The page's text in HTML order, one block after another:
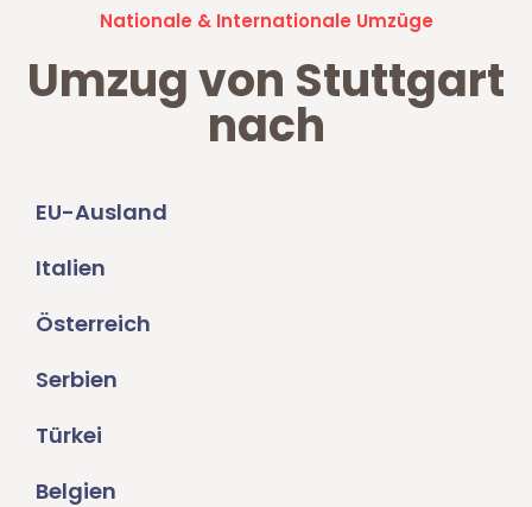
Nationale & Internationale Umzüge
Umzug von Stuttgart
nach
EU-Ausland
Italien
Österreich
Serbien
Türkei
Belgien